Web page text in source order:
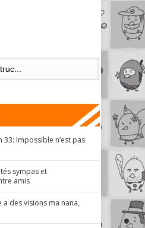
33: Impossible n’est pas
sympas et
amis
a des visions ma nana,